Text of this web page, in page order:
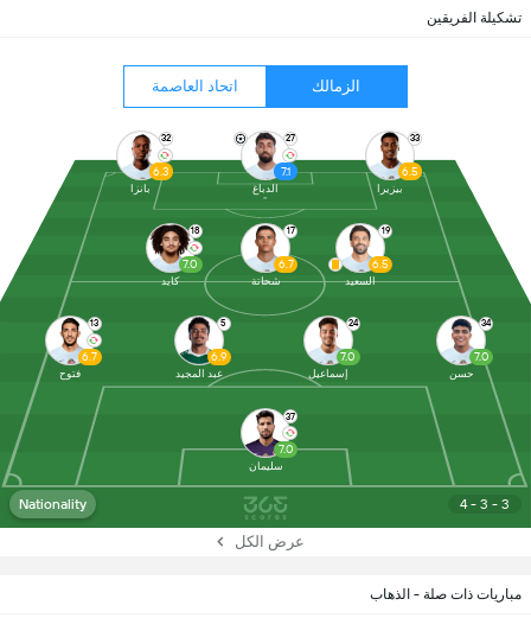
مباريات ذات صلة - الذهاب
تشكيلة الفريقين
الزمالك اتحاد العاصمة
4 - 3 - 3
Nationality
37
7.0
سليمان
13
6.7
فتوح
5
6.9
عبد المجيد
24
7.0
إسماعيل
34
7.0
حسن
18
7.0
كايد
17
6.7
شحاتة
19
6.5
السعيد
32
6.3
بانزا
27
7.1
الدباغ
33
6.5
بيزيرا
عرض الكل